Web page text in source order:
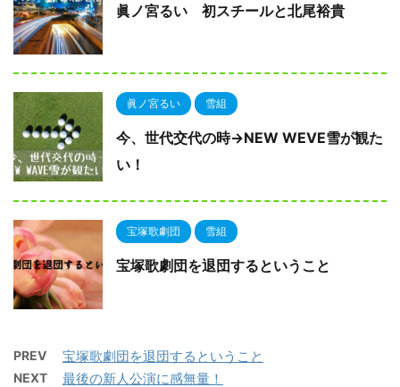
眞ノ宮るい 初スチールと北尾裕貴
眞ノ宮るい 雪組
今、世代交代の時→NEW WEVE雪が観た
い！
宝塚歌劇団 雪組
宝塚歌劇団を退団するということ
PREV 宝塚歌劇団を退団するということ
NEXT 最後の新人公演に感無量！